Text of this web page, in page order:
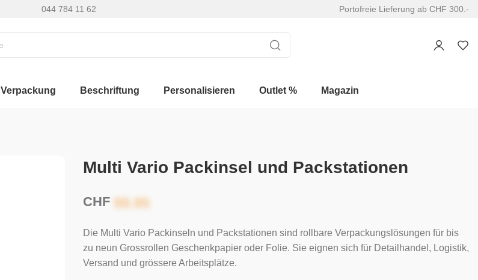
044 784 11 62 Portofreie Lieferung ab CHF 300.-
Verpackung Beschriftung Personalisieren Outlet % Magazin
Multi Vario Packinsel und Packstationen
CHF
Die Multi Vario Packinseln und Packstationen sind rollbare Verpackungslösungen für bis
zu neun Grossrollen Geschenkpapier oder Folie. Sie eignen sich für Detailhandel, Logistik,
Versand und grössere Arbeitsplätze.